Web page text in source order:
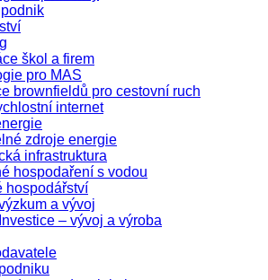
škol a firem
pro MAS
brownfieldů pro cestovní ruch
internet
zdroje energie
infrastruktura
hospodaření s vodou
hospodářství
a vývoj
– vývoj a výroba